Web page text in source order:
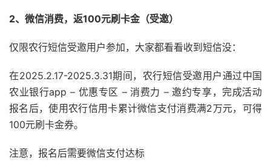
2、微信消费，返100元刷卡金（受邀）
仅限农行短信受邀用户参加，大家都看看收到短信没：
在2025.2.17-2025.3.31期间，农行短信受邀用户通过中国
农业银行app – 优惠专区 – 消费力 – 邀约专享，完成活动
报名后，使用农行信用卡累计微信支付消费满2万元，可得
100元刷卡金券。
注意，报名后需要微信支付达标